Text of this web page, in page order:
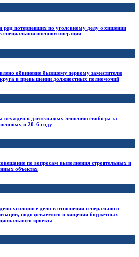
ряд потерпевших по уголовному делу о хищении
специальной военной операции
обвинение бывшему первому заместителю
в превышении должностных полномочий
осужден к длительному лишению свободы за
в 2016 году
по вопросам выполнения строительных и
объектах
уголовное дело в отношении генерального
подозреваемого в хищении бюджетных
проекта